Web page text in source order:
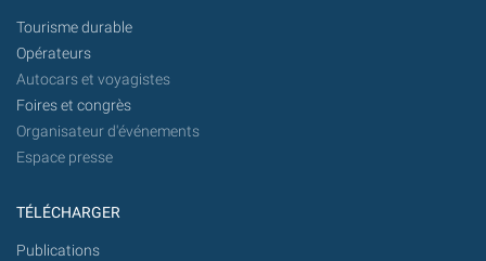
Tourisme durable
Opérateurs
Autocars et voyagistes
Foires et congrès
Organisateur d'événements
Espace presse
TÉLÉCHARGER
Publications